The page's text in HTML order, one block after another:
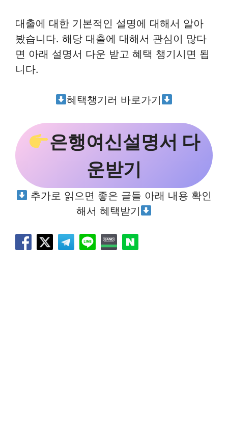
대출에 대한 기본적인 설명에 대해서 알아
봤습니다. 해당 대출에 대해서 관심이 많다
면 아래 설명서 다운 받고 혜택 챙기시면 됩
니다.
혜택챙기러 바로가기
은행여신설명서 다
운받기
추가로 읽으면 좋은 글들 아래 내용 확인
해서 혜택받기